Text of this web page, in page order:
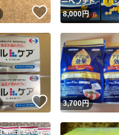
いいね！
8,000円
いいね！
3,700円